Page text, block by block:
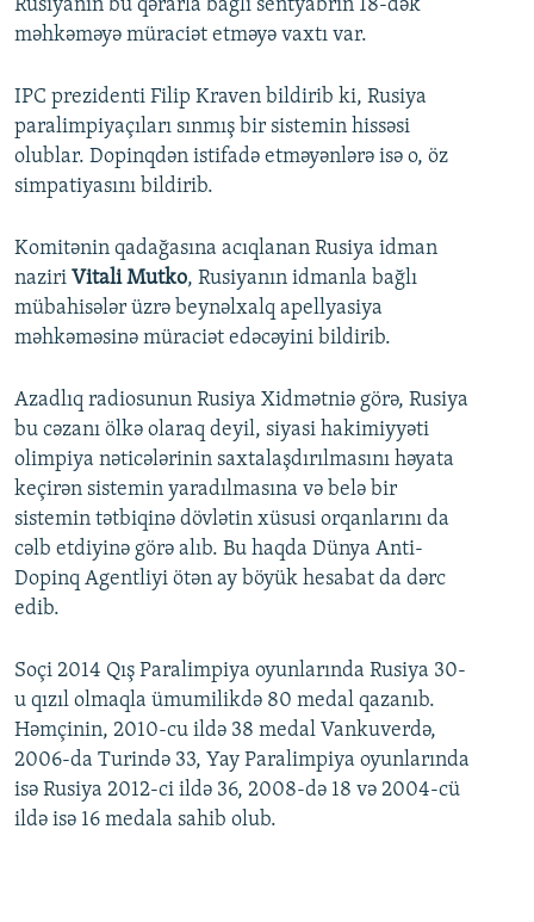
Rusiyanın bu qərarla bağlı sentyabrın 18-dək
məhkəməyə müraciət etməyə vaxtı var.
IPC prezidenti Filip Kraven bildirib ki, Rusiya
paralimpiyaçıları sınmış bir sistemin hissəsi
olublar. Dopinqdən istifadə etməyənlərə isə o, öz
simpatiyasını bildirib.
Komitənin qadağasına acıqlanan Rusiya idman
naziri Vitali Mutko, Rusiyanın idmanla bağlı
mübahisələr üzrə beynəlxalq apellyasiya
məhkəməsinə müraciət edəcəyini bildirib.
Azadlıq radiosunun Rusiya Xidmətniə görə, Rusiya
bu cəzanı ölkə olaraq deyil, siyasi hakimiyyəti
olimpiya nəticələrinin saxtalaşdırılmasını həyata
keçirən sistemin yaradılmasına və belə bir
sistemin tətbiqinə dövlətin xüsusi orqanlarını da
cəlb etdiyinə görə alıb. Bu haqda Dünya Anti-
Dopinq Agentliyi ötən ay böyük hesabat da dərc
edib.
Soçi 2014 Qış Paralimpiya oyunlarında Rusiya 30-
u qızıl olmaqla ümumilikdə 80 medal qazanıb.
Həmçinin, 2010-cu ildə 38 medal Vankuverdə,
2006-da Turində 33, Yay Paralimpiya oyunlarında
isə Rusiya 2012-ci ildə 36, 2008-də 18 və 2004-cü
ildə isə 16 medala sahib olub.